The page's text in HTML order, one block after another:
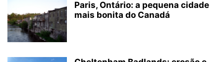
Paris, Ontário: a pequena cidade
mais bonita do Canadá